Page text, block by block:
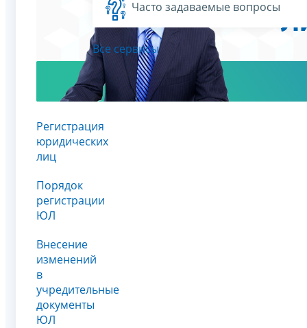
Регистрация
юридических
лиц
Порядок
регистрации
ЮЛ
Внесение
изменений
в
учредительные
документы
ЮЛ
Часто задаваемые вопросы
Все сервисы